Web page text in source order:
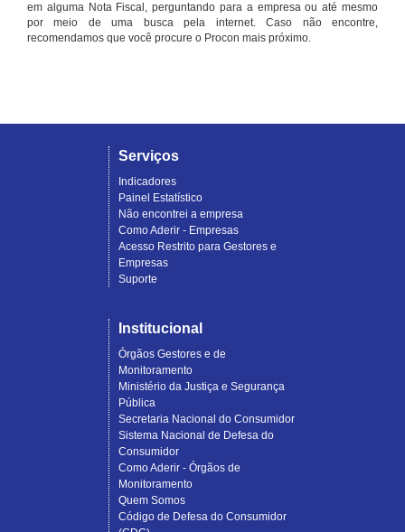
em alguma Nota Fiscal, perguntando para a empresa ou até mesmo
por meio de uma busca pela internet. Caso não encontre,
recomendamos que você procure o Procon mais próximo.
Serviços
Indicadores
Painel Estatístico
Não encontrei a empresa
Como Aderir - Empresas
Acesso Restrito para Gestores e
Empresas
Suporte
Institucional
Órgãos Gestores e de
Monitoramento
Ministério da Justiça e Segurança
Pública
Secretaria Nacional do Consumidor
Sistema Nacional de Defesa do
Consumidor
Como Aderir - Órgãos de
Monitoramento
Quem Somos
Código de Defesa do Consumidor